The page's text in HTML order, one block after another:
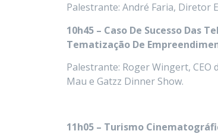
Palestrante: André Faria, Diretor
10h45 – Caso De Sucesso Das
Tematização De
Palestrante: Roger Wingert, CEO
Mau e Gatzz Dinner Show.
11h05 – Turismo